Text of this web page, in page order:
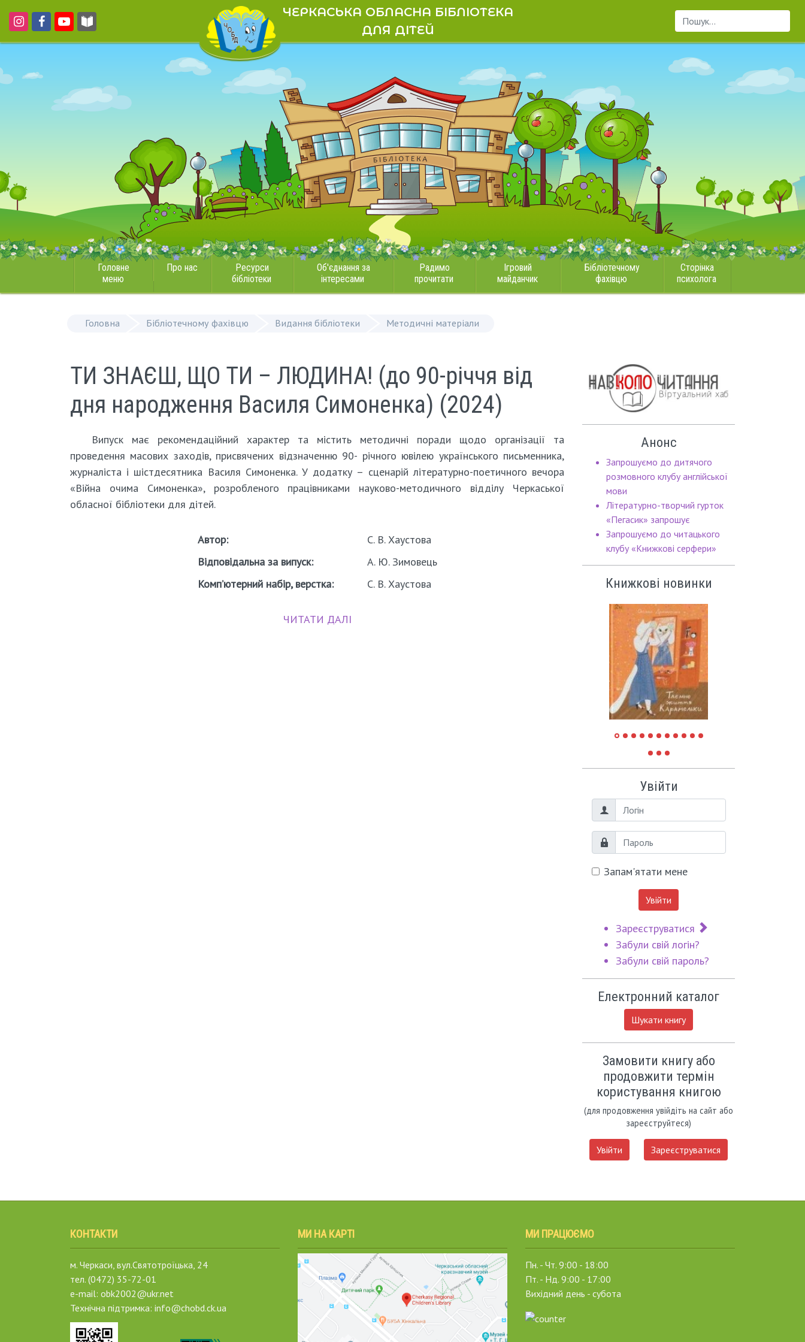
ЧЕРКАСЬКА ОБЛАСНА БІБЛІОТЕКА
ДЛЯ ДІТЕЙ
Пошук...
Головне
меню
Про нас
Ресурси
бібліотеки
Об'єднання за
інтересами
Радимо
прочитати
Ігровий
майданчик
Бібліотечному
фахівцю
Сторінка
психолога
Головна Бібліотечному фахівцю Видання бібліотеки Методичні матеріали
ТИ ЗНАЄШ, ЩО ТИ – ЛЮДИНА! (до 90-річчя від
дня народження Василя Симоненка) (2024)
Випуск має рекомендаційний характер та містить методичні поради щодо організації та
проведення масових заходів, присвячених відзначенню 90- річного ювілею українського письменника,
журналіста і шістдесятника Василя Симоненка. У додатку – сценарій літературно-поетичного вечора
«Війна очима Симоненка», розробленого працівниками науково-методичного відділу Черкаської
обласної бібліотеки для дітей.
Автор:
С. В. Хаустова
Відповідальна за випуск:
А. Ю. Зимовець
Комп’ютерний набір, верстка:
С. В. Хаустова
ЧИТАТИ ДАЛІ
Анонс
Запрошуємо до дитячого
розмовного клубу англійської
мови
Літературно-творчий гурток
«Пегасик» запрошує
Запрошуємо до читацького
клубу «Книжкові серфери»
Книжкові новинки
Увійти
Логін
Пароль
Запам'ятати мене
Увійти
Зареєструватися
Забули свій логін?
Забули свій пароль?
Електронний каталог
Шукати книгу
Замовити книгу або
продовжити термін
користування книгою
(для продовження увійдіть на сайт або
зареєструйтеся)
Увійти Зареєструватися
КОНТАКТИ
м. Черкаси, вул.Святотроїцька, 24
тел. (0472) 35-72-01
e-mail: obk2002@ukr.net
Технічна підтримка: info@chobd.ck.ua
МИ НА КАРТІ МИ ПРАЦЮЄМО
Пн. - Чт. 9:00 - 18:00
Пт. - Нд. 9:00 - 17:00
Вихідний день - субота